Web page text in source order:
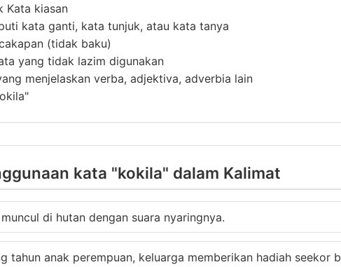
Kata kiasan
kata ganti, kata tunjuk, atau kata tanya
(tidak baku)
yang tidak lazim digunakan
menjelaskan verba, adjektiva, adverbia lain
kata "kokila" dalam Kalimat
muncul di hutan dengan suara nyaringnya.
tahun anak perempuan, keluarga memberikan hadiah seekor